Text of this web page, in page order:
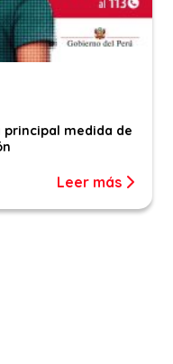
principal medida de
Leer más